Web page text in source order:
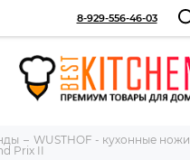
8-929-556-46-03
WUSTHOF - кухонные ножи
Prix II